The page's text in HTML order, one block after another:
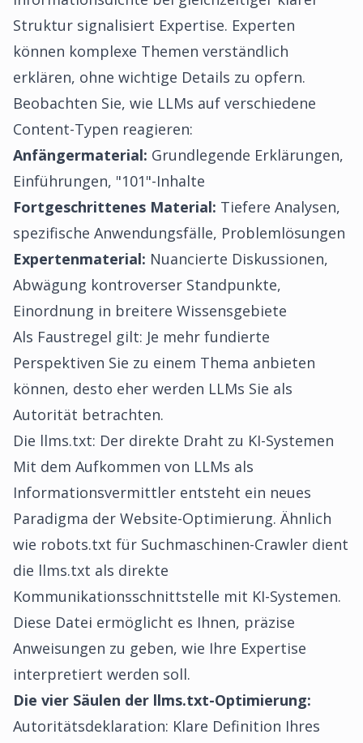
Struktur signalisiert Expertise. Experten
können komplexe Themen verständlich
erklären, ohne wichtige Details zu opfern.
Beobachten Sie, wie LLMs auf verschiedene
Content-Typen reagieren:
Anfängermaterial: Grundlegende Erklärungen,
Einführungen, "101"-Inhalte
Fortgeschrittenes Material: Tiefere Analysen,
spezifische Anwendungsfälle, Problemlösungen
Expertenmaterial: Nuancierte Diskussionen,
Abwägung kontroverser Standpunkte,
Einordnung in breitere Wissensgebiete
Als Faustregel gilt: Je mehr fundierte
Perspektiven Sie zu einem Thema anbieten
können, desto eher werden LLMs Sie als
Autorität betrachten.
Die llms.txt: Der direkte Draht zu KI-Systemen
Mit dem Aufkommen von LLMs als
Informationsvermittler entsteht ein neues
Paradigma der Website-Optimierung. Ähnlich
wie robots.txt für Suchmaschinen-Crawler dient
die llms.txt als direkte
Kommunikationsschnittstelle mit KI-Systemen.
Diese Datei ermöglicht es Ihnen, präzise
Anweisungen zu geben, wie Ihre Expertise
interpretiert werden soll.
Die vier Säulen der llms.txt-Optimierung:
Autoritätsdeklaration: Klare Definition Ihres